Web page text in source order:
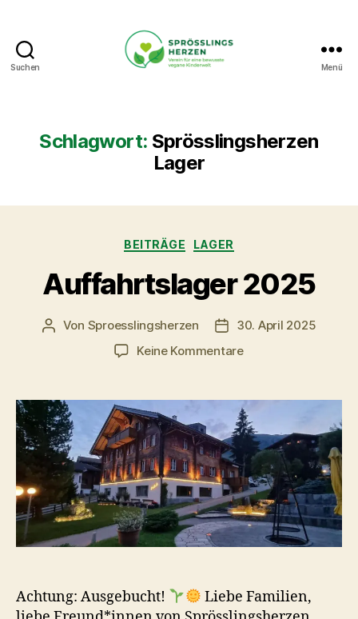
Suchen
für
eine
bewusste
Kinderwelt.
Menü
Schlagwort: Sprösslingsherzen
Lager
Kategorien
BEITRÄGE LAGER
Auffahrtslager 2025
Beitragsautor
Von Sproesslingsherzen
30. April 2025
Keine Kommentarezu
Achtung: Ausgebucht!
Liebe Familien,